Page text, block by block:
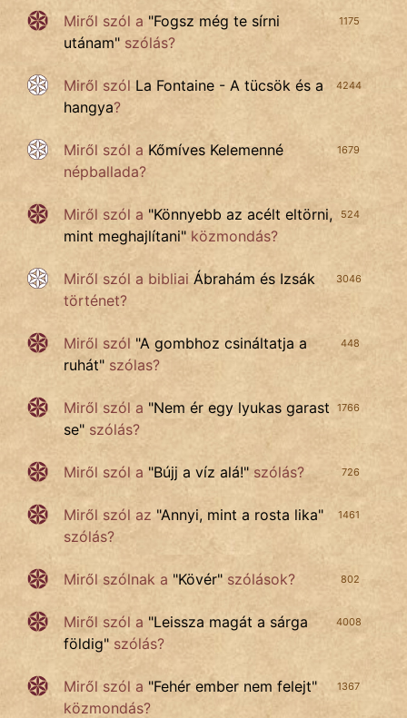
1175
Miről szól a "Fogsz még te sírni
utánam" szólás?
4244
Miről szól La Fontaine - A tücsök és a
hangya?
1679
Miről szól a Kőmíves Kelemenné
népballada?
524
Miről szól a "Könnyebb az acélt eltörni,
mint meghajlítani" közmondás?
3046
Miről szól a bibliai Ábrahám és Izsák
történet?
448
Miről szól "A gombhoz csináltatja a
ruhát" szólas?
1766
Miről szól a "Nem ér egy lyukas garast
se" szólás?
726
Miről szól a "Bújj a víz alá!" szólás?
1461
Miről szól az "Annyi, mint a rosta lika"
szólás?
802
Miről szólnak a "Kövér" szólások?
4008
Miről szól a "Leissza magát a sárga
földig" szólás?
1367
Miről szól a "Fehér ember nem felejt"
közmondás?